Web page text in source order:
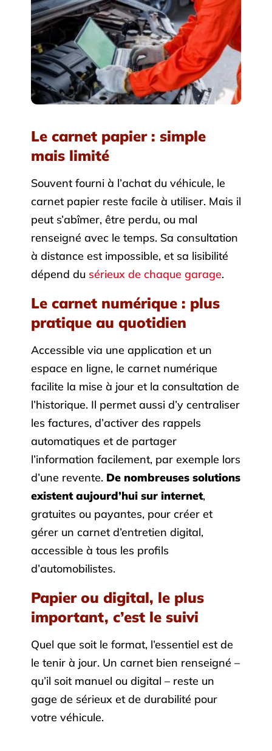
Le carnet papier : simple
mais limité
Souvent fourni à l’achat du véhicule, le
carnet papier reste facile à utiliser. Mais il
peut s’abîmer, être perdu, ou mal
renseigné avec le temps. Sa consultation
à distance est impossible, et sa lisibilité
dépend du sérieux de chaque garage.
Le carnet numérique : plus
pratique au quotidien
Accessible via une application et un
espace en ligne, le carnet numérique
facilite la mise à jour et la consultation de
l’historique. Il permet aussi d’y centraliser
les factures, d’activer des rappels
automatiques et de partager
l’information facilement, par exemple lors
d’une revente. De nombreuses solutions
existent aujourd’hui sur internet,
gratuites ou payantes, pour créer et
gérer un carnet d’entretien digital,
accessible à tous les profils
d’automobilistes.
Papier ou digital, le plus
important, c’est le suivi
Quel que soit le format, l’essentiel est de
le tenir à jour. Un carnet bien renseigné –
qu’il soit manuel ou digital – reste un
gage de sérieux et de durabilité pour
votre véhicule.